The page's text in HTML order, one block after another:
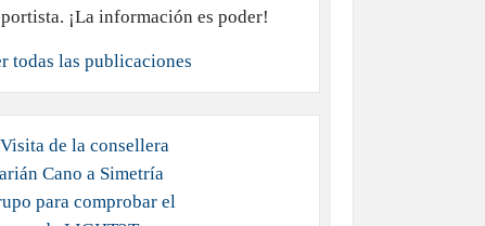
¡La información es poder!
todas las publicaciones